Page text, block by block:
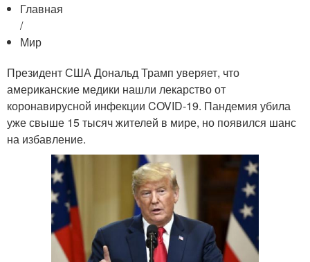
Главная
/
Мир
Президент США Дональд Трамп уверяет, что
американские медики нашли лекарство от
коронавирусной инфекции COVID-19. Пандемия убила
уже свыше 15 тысяч жителей в мире, но появился шанс
на избавление.